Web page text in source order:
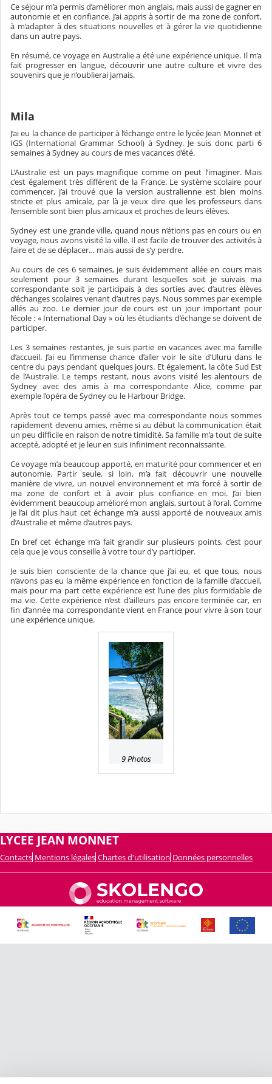
Ce séjour m’a permis d’améliorer mon anglais, mais aussi de gagner en
autonomie et en confiance. J’ai appris à sortir de ma zone de confort,
à m’adapter à des situations nouvelles et à gérer la vie quotidienne
dans un autre pays.
En résumé, ce voyage en Australie a été une expérience unique. Il m’a
fait progresser en langue, découvrir une autre culture et vivre des
souvenirs que je n’oublierai jamais.
Mila
J’ai eu la chance de participer à l’échange entre le lycée Jean Monnet et
IGS (International Grammar School) à Sydney. Je suis donc parti 6
semaines à Sydney au cours de mes vacances d’été.
L’Australie est un pays magnifique comme on peut l’imaginer. Mais
c’est également très différent de la France. Le système scolaire pour
commencer, j’ai trouvé que la version australienne est bien moins
stricte et plus amicale, par là je veux dire que les professeurs dans
l’ensemble sont bien plus amicaux et proches de leurs élèves.
Sydney est une grande ville, quand nous n’étions pas en cours ou en
voyage, nous avons visité la ville. Il est facile de trouver des activités à
faire et de se déplacer… mais aussi de s’y perdre.
Au cours de ces 6 semaines, je suis évidemment allée en cours mais
seulement pour 3 semaines durant lesquelles soit je suivais ma
correspondante soit je participais à des sorties avec d’autres élèves
d’échanges scolaires venant d’autres pays. Nous sommes par exemple
allés au zoo. Le dernier jour de cours est un jour important pour
l’école : « International Day » où les étudiants d’échange se doivent de
participer.
Les 3 semaines restantes, je suis partie en vacances avec ma famille
d’accueil. J’ai eu l’immense chance d’aller voir le site d’Uluru dans le
centre du pays pendant quelques jours. Et également, la côte Sud Est
de l’Australie. Le temps restant, nous avons visité les alentours de
Sydney avec des amis à ma correspondante Alice, comme par
exemple l’opéra de Sydney ou le Harbour Bridge.
Après tout ce temps passé avec ma correspondante nous sommes
rapidement devenu amies, même si au début la communication était
un peu difficile en raison de notre timidité. Sa famille m’a tout de suite
accepté, adopté et je leur en suis infiniment reconnaissante.
Ce voyage m’a beaucoup apporté, en maturité pour commencer et en
autonomie. Partir seule, si loin, m’a fait découvrir une nouvelle
manière de vivre, un nouvel environnement et m’a forcé à sortir de
ma zone de confort et à avoir plus confiance en moi. J’ai bien
évidemment beaucoup amélioré mon anglais, surtout à l’oral. Comme
je l’ai dit plus haut cet échange m’a aussi apporté de nouveaux amis
d’Australie et même d’autres pays.
En bref cet échange m’a fait grandir sur plusieurs points, c’est pour
cela que je vous conseille à votre tour d’y participer.
Je suis bien consciente de la chance que j’ai eu, et que tous, nous
n’avons pas eu la même expérience en fonction de la famille d’accueil,
mais pour ma part cette expérience est l’une des plus formidable de
ma vie. Cette expérience n’est d’ailleurs pas encore terminée car, en
fin d’année ma correspondante vient en France pour vivre à son tour
une expérience unique.
9 Photos
LYCEE JEAN MONNET
Contacts Mentions légales Chartes d'utilisation Données personnelles